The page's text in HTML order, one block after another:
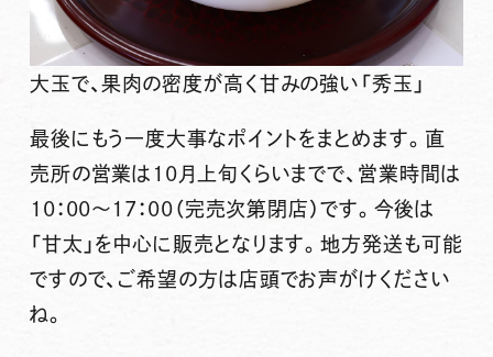
大玉で、果肉の密度が高く甘みの強い「秀玉」
最後にもう一度大事なポイントをまとめます。 直
売所の営業は10月上旬くらいまでで、営業時間は
10：00～17：00（完売次第閉店）です。今後は
「甘太」を中心に販売となります。地方発送も可能
ですので、ご希望の方は店頭でお声がけください
ね。